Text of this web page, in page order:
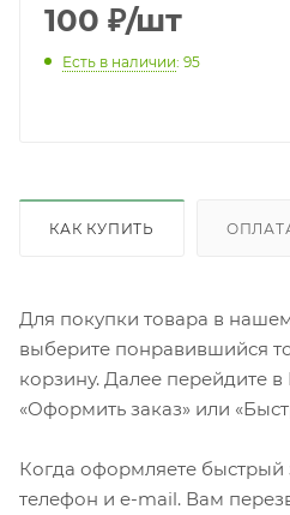
100 ₽/шт
Есть в наличии: 95
КАК КУПИТЬ
Для покупки товара в
выберите понравившийся
корзину. Далее перейдите
«Оформить заказ» или
Когда оформляете
телефон и e-mail. Вам